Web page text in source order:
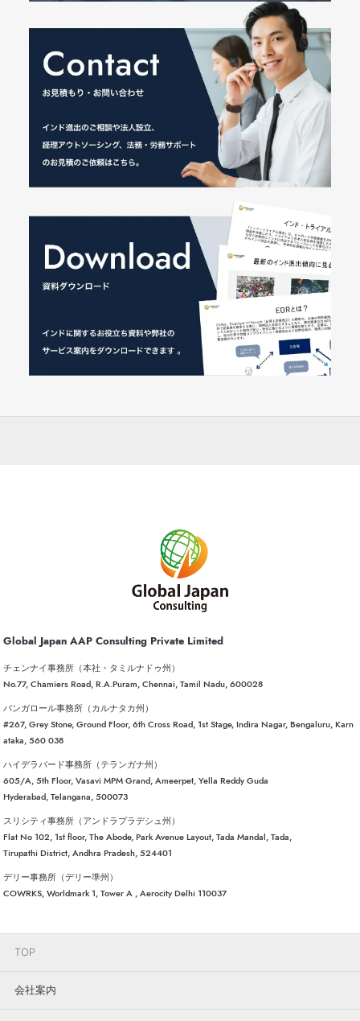
Global Japan AAP Consulting Private Limited
チェンナイ事務所（本社・タミルナドゥ州）
No.77, Chamiers Road, R.A.Puram, Chennai, Tamil Nadu, 600028
バンガロール事務所（カルナタカ州）
#267, Grey Stone, Ground Floor, 6th Cross Road, 1st Stage, Indira Nagar, Bengaluru, Karn
ataka, 560 038
ハイデラバード事務所（テランガナ州）
605/A, 5th Floor, Vasavi MPM Grand, Ameerpet, Yella Reddy Guda
Hyderabad, Telangana, 500073
スリシティ事務所（アンドラプラデシュ州）
Flat No 102, 1st floor, The Abode, Park Avenue Layout, Tada Mandal, Tada,
Tirupathi District, Andhra Pradesh, 524401
デリー事務所（デリー準州）
COWRKS, Worldmark 1, Tower A , Aerocity Delhi 110037
TOP
会社案内